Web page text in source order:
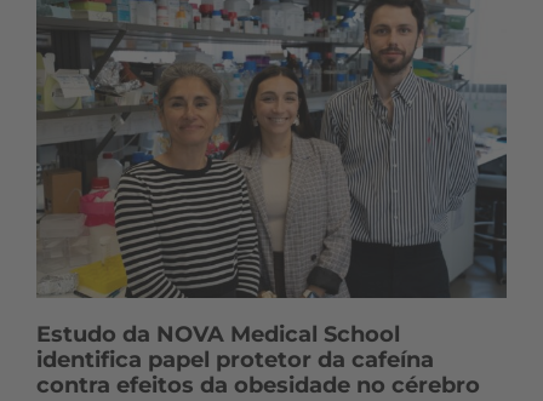
Estudo da NOVA Medical School
identifica papel protetor da cafeína
contra efeitos da obesidade no cérebro